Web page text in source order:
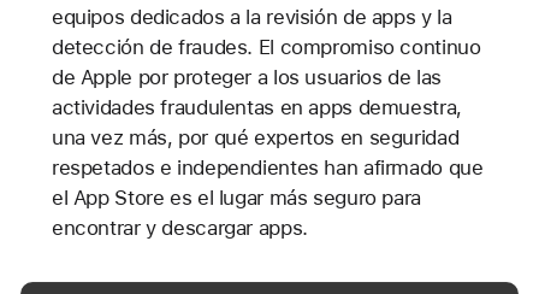
equipos dedicados a la revisión de apps y la
detección de fraudes. El compromiso continuo
de Apple por proteger a los usuarios de las
actividades fraudulentas en apps demuestra,
una vez más, por qué expertos en seguridad
respetados e independientes han afirmado que
el App Store es el lugar más seguro para
encontrar y descargar apps.